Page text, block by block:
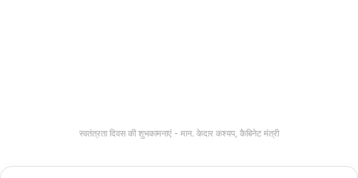
स्वतंत्रता दिवस की शुभकामनाएं - मान. केदार कश्यप, कैबिनेट मंत्री